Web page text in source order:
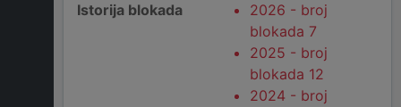
Istorija blokada
2026 - broj
blokada 7
2025 - broj
blokada 12
2024 - broj